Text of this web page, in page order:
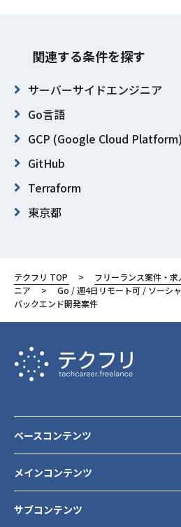
関連する条件を探す
サーバーサイドエンジニア
Go言語
GCP (Google Cloud Platform)
GitHub
Terraform
東京都
テクフリ TOP フリーランス案件・求
ニア
Go / 週4日リモート可 / ソーシ
バックエンド開発案件
メインコンテンツ
サブコンテンツ
ベースコンテンツ